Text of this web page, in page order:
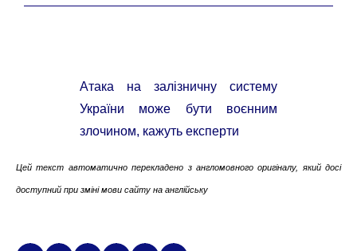
Атака на залізничну систему
України може бути воєнним
злочином, кажуть експерти
Цей текст автоматично перекладено з англомовного оригіналу, який досі
доступний при зміні мови сайту на англійську